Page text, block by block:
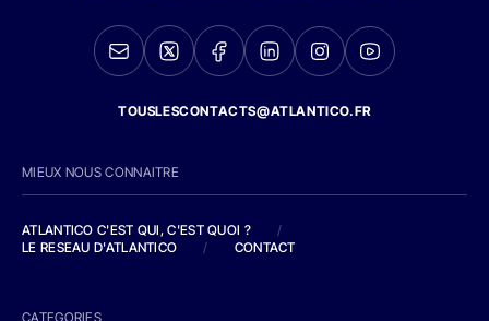
TOUSLESCONTACTS@ATLANTICO.FR
MIEUX NOUS CONNAITRE
ATLANTICO C'EST QUI, C'EST QUOI ?
/
LE RESEAU D'ATLANTICO
/ CONTACT
CATEGORIES